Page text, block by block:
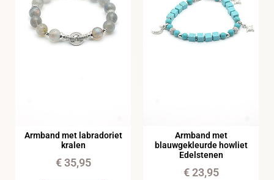
Armband met labradoriet
kralen
€35,95
Armband met
blauwgekleurde howliet
Edelstenen
€23,95